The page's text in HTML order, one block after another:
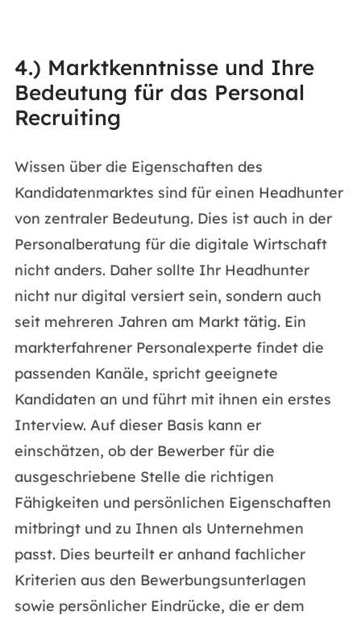
4.) Marktkenntnisse und Ihre
Bedeutung für das Personal
Recruiting
Wissen über die Eigenschaften des
Kandidatenmarktes sind für einen Headhunter
von zentraler Bedeutung. Dies ist auch in der
Personalberatung für die digitale Wirtschaft
nicht anders. Daher sollte Ihr Headhunter
nicht nur digital versiert sein, sondern auch
seit mehreren Jahren am Markt tätig. Ein
markterfahrener Personalexperte findet die
passenden Kanäle, spricht geeignete
Kandidaten an und führt mit ihnen ein erstes
Interview. Auf dieser Basis kann er
einschätzen, ob der Bewerber für die
ausgeschriebene Stelle die richtigen
Fähigkeiten und persönlichen Eigenschaften
mitbringt und zu Ihnen als Unternehmen
passt. Dies beurteilt er anhand fachlicher
Kriterien aus den Bewerbungsunterlagen
sowie persönlicher Eindrücke, die er dem